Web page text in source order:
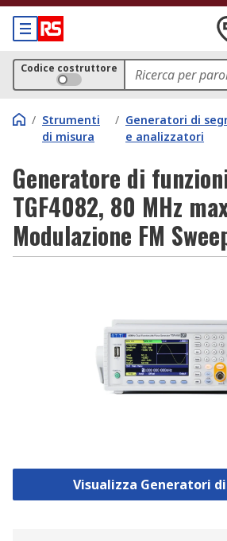
Codice costruttore
/ Strumenti
di misura
/ Generatori di
e analizzatori
Generatore di
TGF4082, 80 MHz
Modulazione FM
Visualizza Generatori